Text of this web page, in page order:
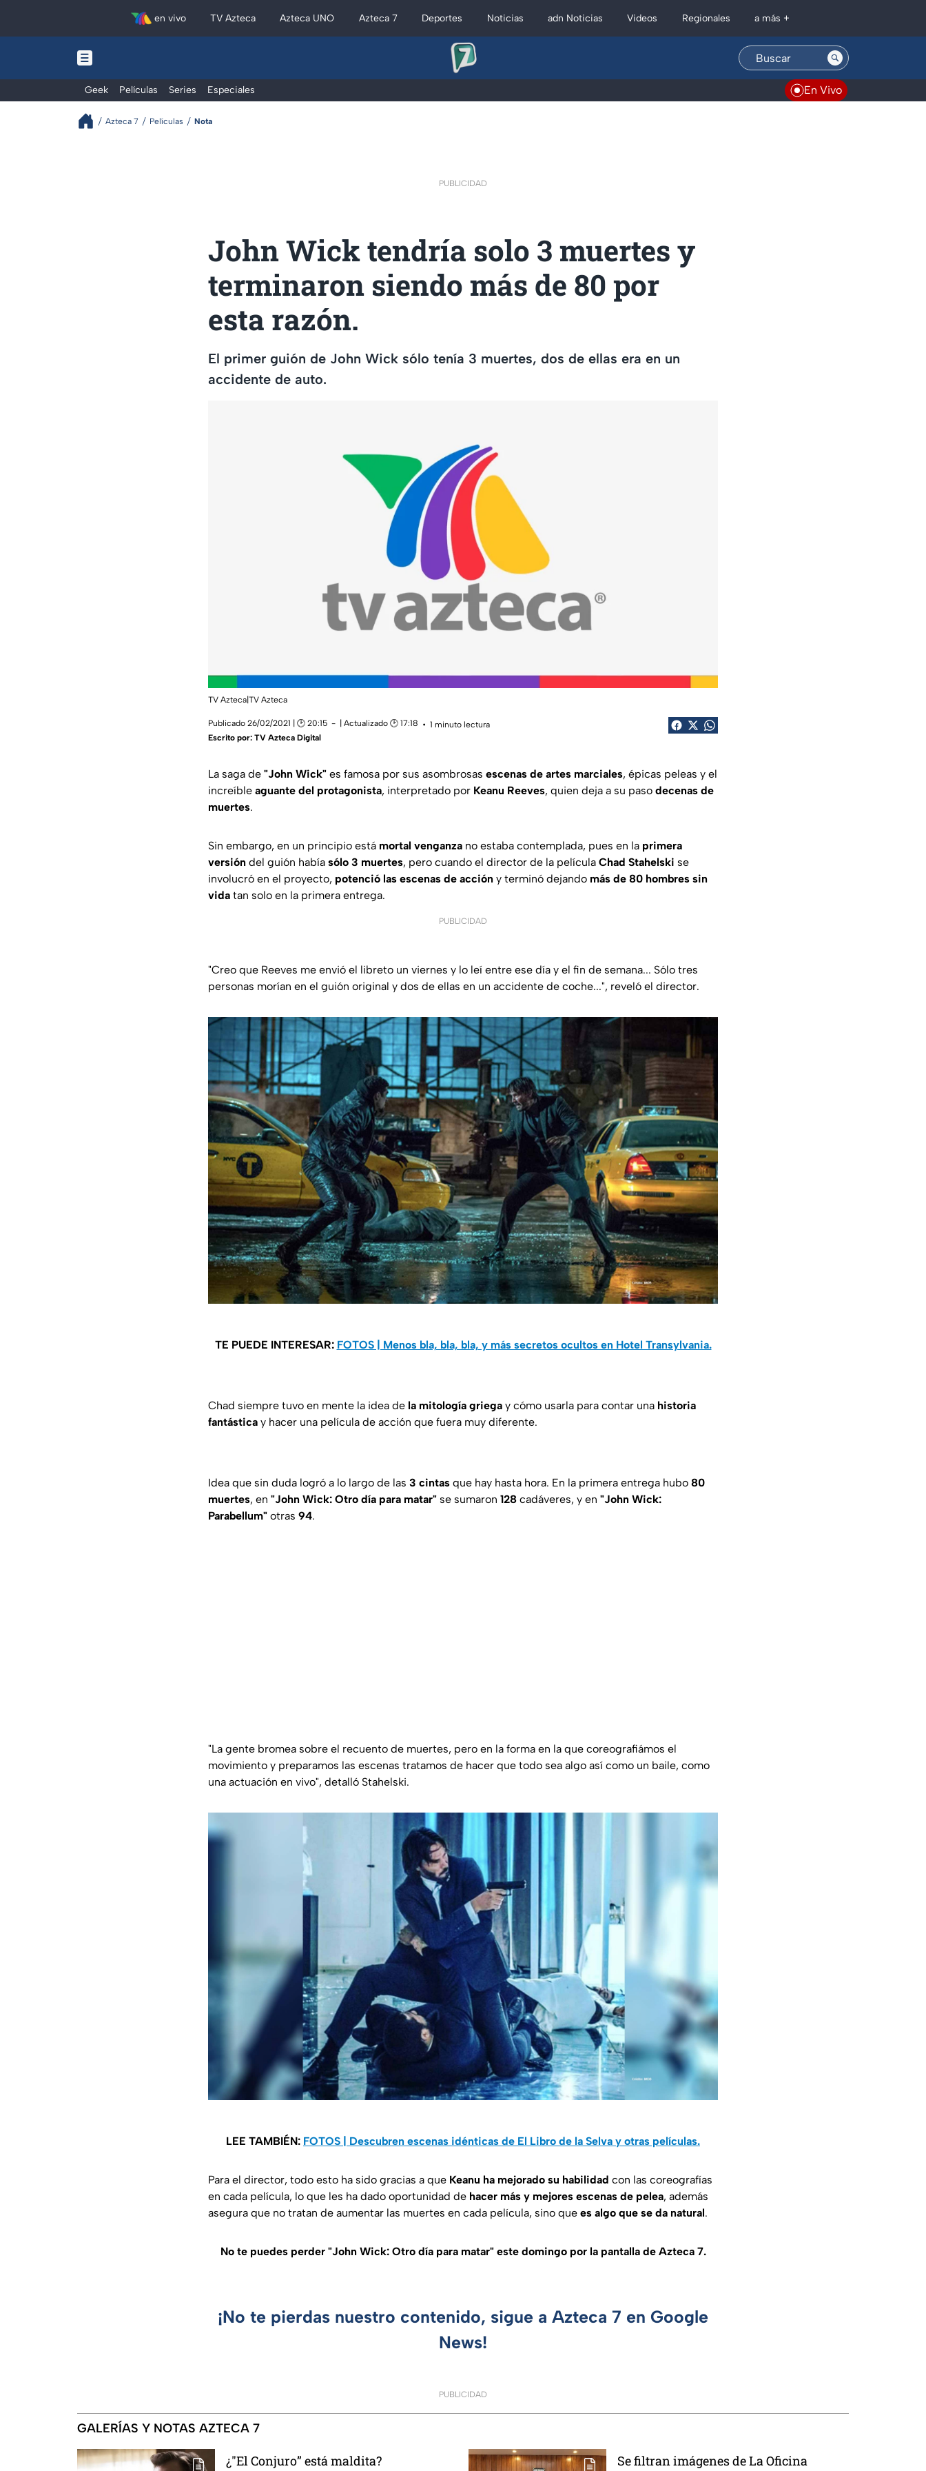
en vivo TV Azteca Azteca UNO Azteca 7 Deportes Noticias adn Noticias Videos Regionales a más +
Geek Películas Series Especiales En Vivo
Azteca 7 Películas Nota
PUBLICIDAD
John Wick tendría solo 3 muertes y
terminaron siendo más de 80 por
esta razón.
El primer guión de John Wick sólo tenía 3 muertes, dos de ellas era en un
accidente de auto.
TV Azteca|TV Azteca
Publicado 26/02/2021 | 🕑 20:15 | Actualizado 🕑 17:18
1 minuto lectura
Escrito por: TV Azteca Digital
La saga de "John Wick" es famosa por sus asombrosas escenas de artes marciales, épicas peleas y el
increíble aguante del protagonista, interpretado por Keanu Reeves, quien deja a su paso decenas de
muertes.
Sin embargo, en un principio está mortal venganza no estaba contemplada, pues en la primera
versión del guión había sólo 3 muertes, pero cuando el director de la película Chad Stahelski se
involucró en el proyecto, potenció las escenas de acción y terminó dejando más de 80 hombres sin
vida tan solo en la primera entrega.
PUBLICIDAD
"Creo que Reeves me envió el libreto un viernes y lo leí entre ese día y el fin de semana... Sólo tres
personas morían en el guión original y dos de ellas en un accidente de coche...", reveló el director.
TE PUEDE INTERESAR: FOTOS | Menos bla, bla, bla, y más secretos ocultos en Hotel Transylvania.
Chad siempre tuvo en mente la idea de la mitología griega y cómo usarla para contar una historia
fantástica y hacer una película de acción que fuera muy diferente.
Idea que sin duda logró a lo largo de las 3 cintas que hay hasta hora. En la primera entrega hubo 80
muertes, en "John Wick: Otro día para matar" se sumaron 128 cadáveres, y en "John Wick:
Parabellum" otras 94.
"La gente bromea sobre el recuento de muertes, pero en la forma en la que coreografiámos el
movimiento y preparamos las escenas tratamos de hacer que todo sea algo así como un baile, como
una actuación en vivo", detalló Stahelski.
LEE TAMBIÉN: FOTOS | Descubren escenas idénticas de El Libro de la Selva y otras películas.
Para el director, todo esto ha sido gracias a que Keanu ha mejorado su habilidad con las coreografías
en cada película, lo que les ha dado oportunidad de hacer más y mejores escenas de pelea, además
asegura que no tratan de aumentar las muertes en cada película, sino que es algo que se da natural.
No te puedes perder "John Wick: Otro día para matar" este domingo por la pantalla de Azteca 7.
¡No te pierdas nuestro contenido, sigue a Azteca 7 en Google
News!
PUBLICIDAD
GALERÍAS Y NOTAS AZTECA 7
¿"El Conjuro” está maldita?
Se filtran imágenes de La Oficina